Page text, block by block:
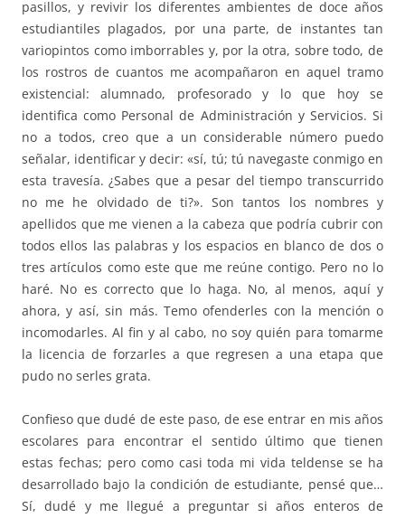
pasillos, y revivir los diferentes ambientes de doce años
estudiantiles plagados, por una parte, de instantes tan
variopintos como imborrables y, por la otra, sobre todo, de
los rostros de cuantos me acompañaron en aquel tramo
existencial: alumnado, profesorado y lo que hoy se
identifica como Personal de Administración y Servicios. Si
no a todos, creo que a un considerable número puedo
señalar, identificar y decir: «sí, tú; tú navegaste conmigo en
esta travesía. ¿Sabes que a pesar del tiempo transcurrido
no me he olvidado de ti?». Son tantos los nombres y
apellidos que me vienen a la cabeza que podría cubrir con
todos ellos las palabras y los espacios en blanco de dos o
tres artículos como este que me reúne contigo. Pero no lo
haré. No es correcto que lo haga. No, al menos, aquí y
ahora, y así, sin más. Temo ofenderles con la mención o
incomodarles. Al fin y al cabo, no soy quién para tomarme
la licencia de forzarles a que regresen a una etapa que
pudo no serles grata.
Confieso que dudé de este paso, de ese entrar en mis años
escolares para encontrar el sentido último que tienen
estas fechas; pero como casi toda mi vida teldense se ha
desarrollado bajo la condición de estudiante, pensé que…
Sí, dudé y me llegué a preguntar si años enteros de